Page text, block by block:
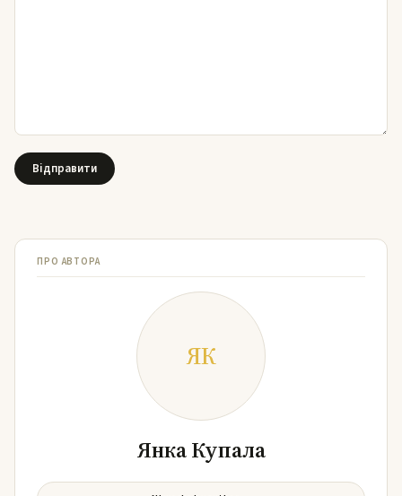
ПРО АВТОРА
ЯК
Янка Купала